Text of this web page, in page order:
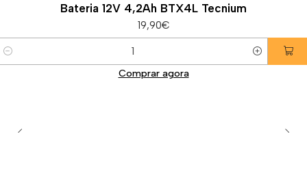
Bateria 12V 4,2Ah BTX4L Tecnium
19,90€
Comprar agora